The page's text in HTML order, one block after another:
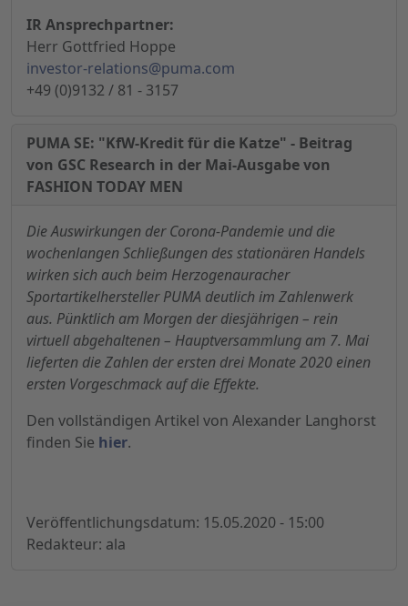
IR Ansprechpartner:
Herr Gottfried Hoppe
investor-relations@puma.com
+49 (0)9132 / 81 - 3157
PUMA SE: "KfW-Kredit für die Katze" - Beitrag
von GSC Research in der Mai-Ausgabe von
FASHION TODAY MEN
Die Auswirkungen der Corona-Pandemie und die
wochenlangen Schließungen des stationären Handels
wirken sich auch beim Herzogenauracher
Sportartikelhersteller PUMA deutlich im Zahlenwerk
aus. Pünktlich am Morgen der diesjährigen – rein
virtuell abgehaltenen – Hauptversammlung am 7. Mai
lieferten die Zahlen der ersten drei Monate 2020 einen
ersten Vorgeschmack auf die Effekte.
Den vollständigen Artikel von Alexander Langhorst
finden Sie hier.
Veröffentlichungsdatum: 15.05.2020 - 15:00
Redakteur: ala